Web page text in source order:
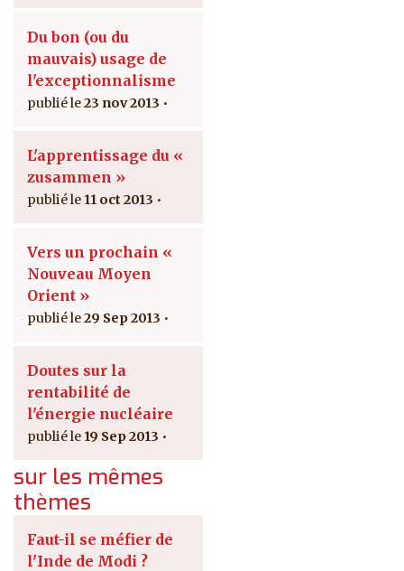
Du bon (ou du
mauvais) usage de
l'exceptionnalisme
23 nov 2013
L'apprentissage du «
zusammen »
11 oct 2013
Vers un prochain «
Nouveau Moyen
Orient »
29 Sep 2013
Doutes sur la
rentabilité de
l'énergie nucléaire
19 Sep 2013
sur les mêmes
thèmes
Faut-il se méfier de
l'Inde de Modi ?